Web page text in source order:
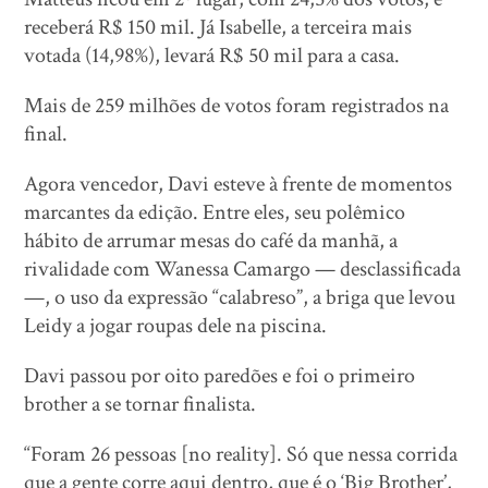
receberá R$ 150 mil. Já Isabelle, a terceira mais
votada (14,98%), levará R$ 50 mil para a casa.
Mais de 259 milhões de votos foram registrados na
final.
Agora vencedor, Davi esteve à frente de momentos
marcantes da edição. Entre eles, seu polêmico
hábito de arrumar mesas do café da manhã, a
rivalidade com Wanessa Camargo — desclassificada
—, o uso da expressão “calabreso”, a briga que levou
Leidy a jogar roupas dele na piscina.
Davi passou por oito paredões e foi o primeiro
brother a se tornar finalista.
“Foram 26 pessoas [no reality]. Só que nessa corrida